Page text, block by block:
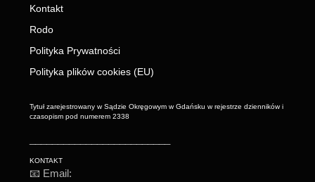
Kontakt
Rodo
Polityka Prywatności
Polityka plików cookies (EU)
Tytuł zarejestrowany w Sądzie Okręgowym w Gdańsku w rejestrze dzienników i
czasopism pod numerem 2338
KONTAKT
📧 Email: